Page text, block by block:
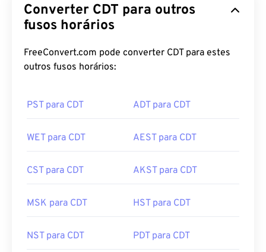
Converter CDT para outros
fusos horários
FreeConvert.com pode converter CDT para estes
outros fusos horários:
PST para CDT ADT para CDT
WET para CDT AEST para CDT
CST para CDT AKST para CDT
MSK para CDT HST para CDT
NST para CDT PDT para CDT